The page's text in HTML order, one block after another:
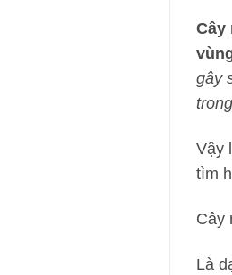
Cây
gây
Vậy
tìm
Cây
Là